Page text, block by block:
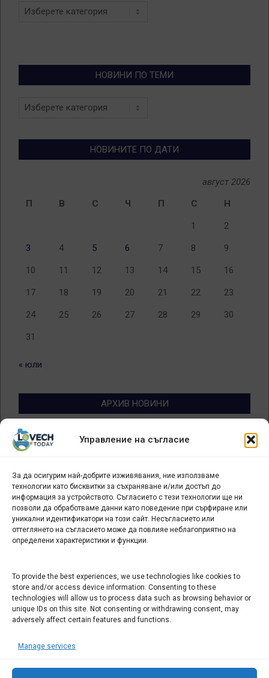
Управление на съгласие
За да осигурим най-добрите изживявания, ние използваме
технологии като бисквитки за съхраняване и/или достъп до
информация за устройството. Съгласието с тези технологии ще ни
позволи да обработваме данни като поведение при сърфиране или
уникални идентификатори на този сайт. Несъгласието или
оттеглянето на съгласието може да повлияе неблагоприятно на
определени характеристики и функции.
To provide the best experiences, we use technologies like cookies to
store and/or access device information. Consenting to these
technologies will allow us to process data such as browsing behavior or
unique IDs on this site. Not consenting or withdrawing consent, may
adversely affect certain features and functions.
Manage services
Categories
НОВИНИ ПО ТЕМИ
Новини
НОВИНИТЕ ПО ДАТИ
август 2026
П
В С Ч П С Н
1 2
3 4 5 6 7 8 9
10 11 12 13 14 15 16
17 18 19 20 21 22 23
24 25 26 27 28 29 30
31
« юли
АРХИВ НОВИНИ
Архив
новини
БИЗНЕС
Арт галерия "Мостове" – магазин за изкуство
СЕВЕРОЗАПАДА ИНФОРМАЦИОНЕН БИЗНЕС
ТУРИСТИЧЕСКИ КЛЪСТЕР
ИНСТИТУЦИИ В ЛОВЕЧ
Административен съд Ловеч
Областна администрация Ловеч
ОДМВР Ловеч
Окръжен съд Ловеч